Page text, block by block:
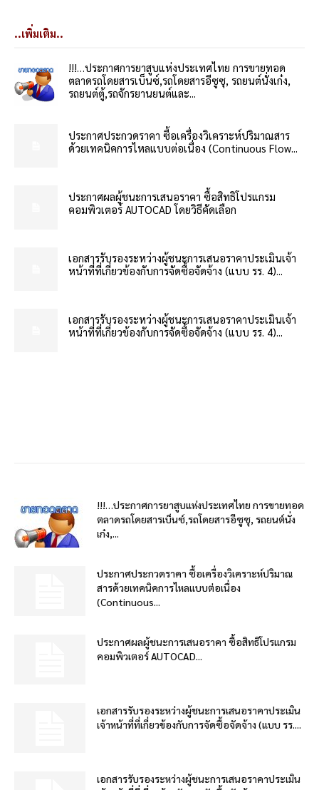
..เพิ่มเติม..
!!!…ประกาศการยาสูบแห่งประเทศไทย การขายทอด
ตลาดรถโดยสารเบ็นซ์,รถโดยสารอีซูซุ, รถยนต์นั่งเก๋ง,
รถยนต์ตู้,รถจักรยานยนต์และ...
ประกาศประกวดราคา ซื้อเครื่องวิเคราะห์ปริมาณสาร
ด้วยเทคนิคการไหลแบบต่อเนื่อง (Continuous Flow...
ประกาศผลผู้ชนะการเสนอราคา ซื้อสิทธิโปรแกรม
คอมพิวเตอร์ AUTOCAD โดยวิธีคัดเลือก
เอกสารรับรองระหว่างผู้ชนะการเสนอราคาประเมินเจ้า
หน้าที่ที่เกี่ยวข้องกับการจัดซื้อจัดจ้าง (แบบ รร. 4)...
เอกสารรับรองระหว่างผู้ชนะการเสนอราคาประเมินเจ้า
หน้าที่ที่เกี่ยวข้องกับการจัดซื้อจัดจ้าง (แบบ รร. 4)...
!!!…ประกาศการยาสูบแห่งประเทศไทย การขายทอด
ตลาดรถโดยสารเบ็นซ์,รถโดยสารอีซูซุ, รถยนต์นั่ง
เก๋ง,...
ประกาศประกวดราคา ซื้อเครื่องวิเคราะห์ปริมาณ
สารด้วยเทคนิคการไหลแบบต่อเนื่อง
(Continuous...
ประกาศผลผู้ชนะการเสนอราคา ซื้อสิทธิโปรแกรม
คอมพิวเตอร์ AUTOCAD...
เอกสารรับรองระหว่างผู้ชนะการเสนอราคาประเมิน
เจ้าหน้าที่ที่เกี่ยวข้องกับการจัดซื้อจัดจ้าง (แบบ รร....
เอกสารรับรองระหว่างผู้ชนะการเสนอราคาประเมิน